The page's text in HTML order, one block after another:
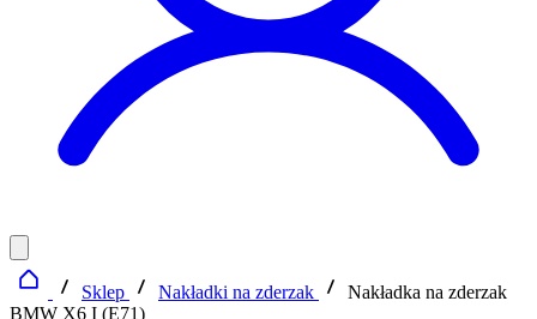
Sklep Nakładki na zderzak
Nakładka na zderzak
BMW X6 I (E71)